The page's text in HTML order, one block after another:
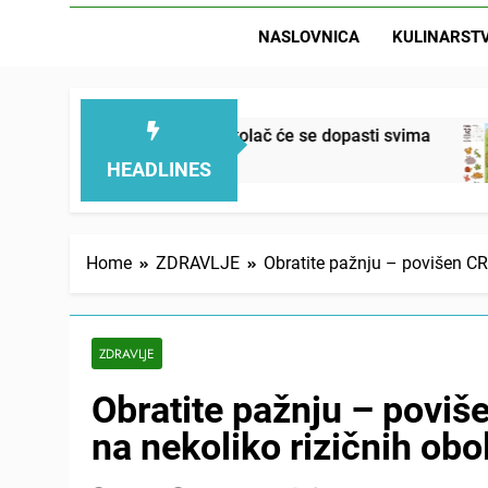
NASLOVNICA
HEADLINES
ovaj kolač će se dopasti svima Letnja
11 Hours
Home ZDRAVLJE Obratite pažnju – povišen
ZDRAVLJE
Obratite pažnju –
na nekoliko rizičnih